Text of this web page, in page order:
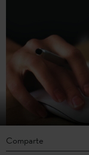
Comparte